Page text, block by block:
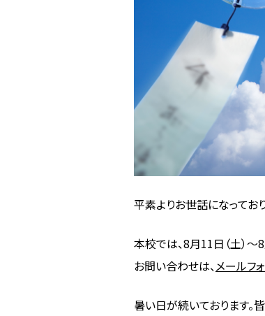
平素よりお世話になっており
本校では、8月11日（土）〜
お問い合わせは、メールフ
暑い日が続いております。